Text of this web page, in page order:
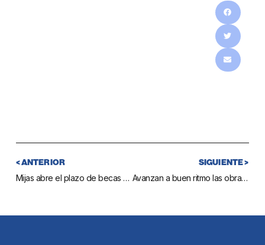
< ANTERIOR
Mijas abre el plazo de becas educativas del curso 2013-2014 para ponerse al día en los retrasos acumulados por anteriores gobiernos en estas ayudas
SIGUIENTE >
Avanzan a buen ritmo las obras de remodelación de un tramo de acerado del camino de Coín